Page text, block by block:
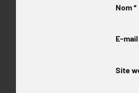
Nom*
E-mail
Site